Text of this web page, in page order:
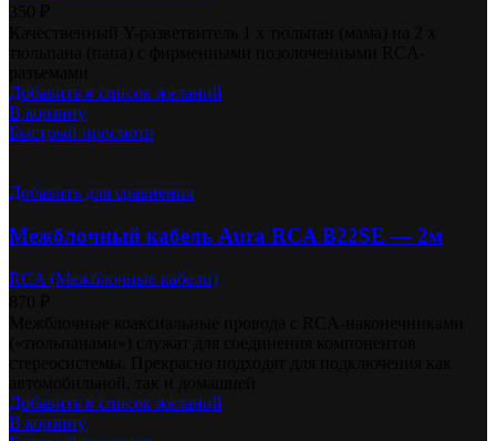
Добавить в список желаний
В корзину
Быстрый просмотр
Добавить для сравнения
Межблочный кабель Aura RCA B22SE — 2м
RCA (Межблочные кабели)
Добавить в список желаний
В корзину